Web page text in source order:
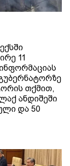
11
თქმით,
ანდიშეში
და 50